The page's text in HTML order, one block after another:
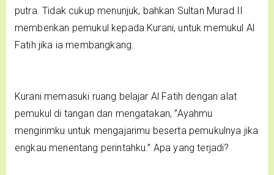
putra. Tidak cukup menunjuk, bahkan Sultan Murad II
memberikan pemukul kepada Kurani, untuk memukul Al
Fatih jika ia membangkang.
Kurani memasuki ruang belajar Al Fatih dengan alat
pemukul di tangan dan mengatakan, ”Ayahmu
mengirimku untuk mengajarimu beserta pemukulnya jika
engkau menentang perintahku.” Apa yang terjadi?